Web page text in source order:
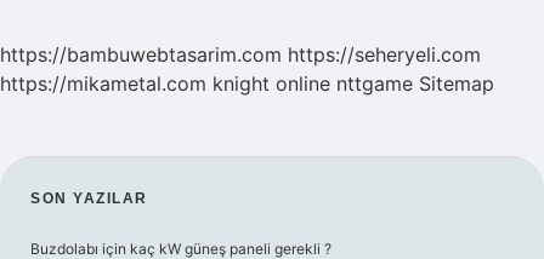
https://bambuwebtasarim.com https://seheryeli.com
https://mikametal.com knight online nttgame Sitemap
SIDEBAR
SON YAZILAR
Buzdolabı için kaç kW güneş paneli gerekli ?